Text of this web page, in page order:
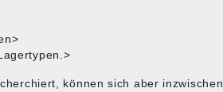
können sich aber inzwischen